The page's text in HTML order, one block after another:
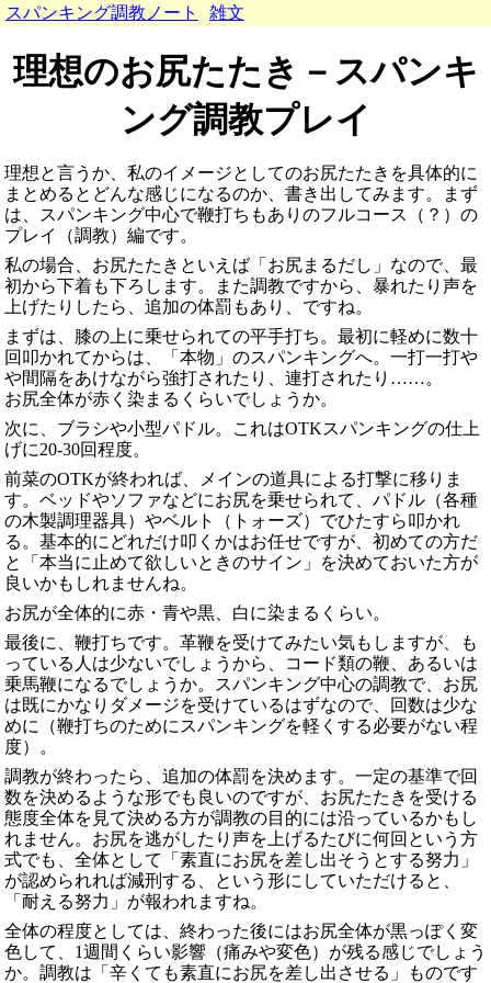
理想のお尻たたき－スパンキ
ング調教プレイ
理想と言うか、私のイメージとしてのお尻たたきを具体的に
まとめるとどんな感じになるのか、書き出してみます。まず
は、スパンキング中心で鞭打ちもありのフルコース（？）の
プレイ（調教）編です。
私の場合、お尻たたきといえば「お尻まるだし」なので、最
初から下着も下ろします。また調教ですから、暴れたり声を
上げたりしたら、追加の体罰もあり、ですね。
まずは、膝の上に乗せられての平手打ち。最初に軽めに数十
回叩かれてからは、「本物」のスパンキングへ。一打一打や
や間隔をあけながら強打されたり、連打されたり……。
お尻全体が赤く染まるくらいでしょうか。
次に、ブラシや小型パドル。これはOTKスパンキングの仕上
げに20-30回程度。
前菜のOTKが終われば、メインの道具による打撃に移りま
す。ベッドやソファなどにお尻を乗せられて、パドル（各種
の木製調理器具）やベルト（トォーズ）でひたすら叩かれ
る。基本的にどれだけ叩くかはお任せですが、初めての方だ
と「本当に止めて欲しいときのサイン」を決めておいた方が
良いかもしれませんね。
お尻が全体的に赤・青や黒、白に染まるくらい。
最後に、鞭打ちです。革鞭を受けてみたい気もしますが、も
っている人は少ないでしょうから、コード類の鞭、あるいは
乗馬鞭になるでしょうか。スパンキング中心の調教で、お尻
は既にかなりダメージを受けているはずなので、回数は少な
めに（鞭打ちのためにスパンキングを軽くする必要がない程
度）。
調教が終わったら、追加の体罰を決めます。一定の基準で回
数を決めるような形でも良いのですが、お尻たたきを受ける
態度全体を見て決める方が調教の目的には沿っているかもし
れません。お尻を逃がしたり声を上げるたびに何回という方
式でも、全体として「素直にお尻を差し出そうとする努力」
が認められれば減刑する、という形にしていただけると、
「耐える努力」が報われますね。
全体の程度としては、終わった後にはお尻全体が黒っぽく変
色して、1週間くらい影響（痛みや変色）が残る感じでしょう
か。調教は「辛くても素直にお尻を差し出させる」ものです
スパンキング調教ノート 雑文